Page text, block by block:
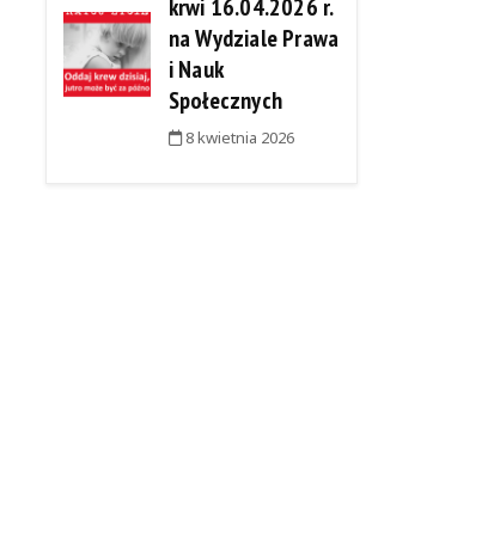
krwi 16.04.2026 r.
na Wydziale Prawa
i Nauk
Społecznych
8 kwietnia 2026